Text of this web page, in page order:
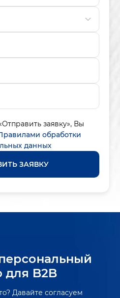
заявку», Вы
обработки
данных
ЗАЯВКУ
для B2B
Давайте согласуем